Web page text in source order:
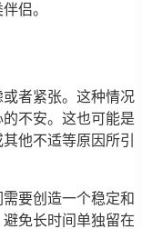
侣。
者紧张。这种情况
不安。这也可能是
他不适等原因所引
要创造一个稳定和
免长时间单独留在